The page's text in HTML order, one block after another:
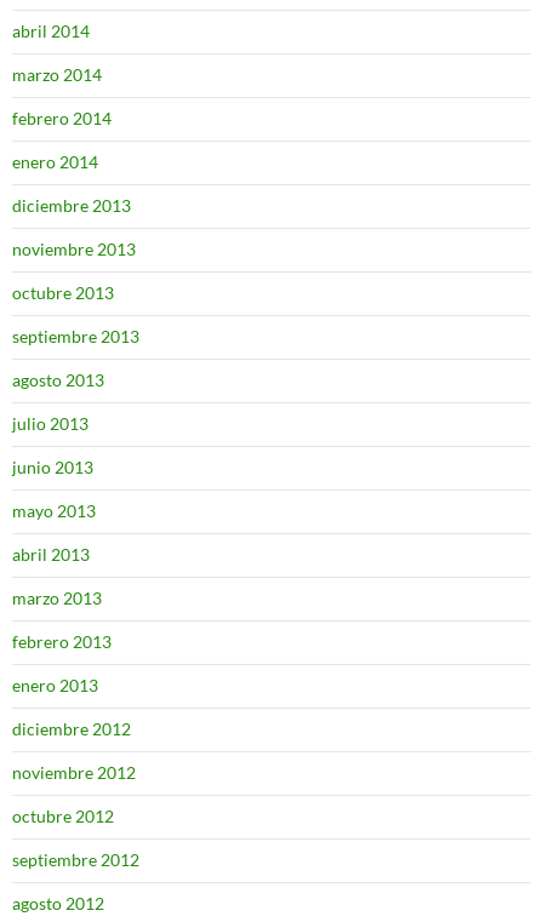
abril 2014
marzo 2014
febrero 2014
enero 2014
diciembre 2013
noviembre 2013
octubre 2013
septiembre 2013
agosto 2013
julio 2013
junio 2013
mayo 2013
abril 2013
marzo 2013
febrero 2013
enero 2013
diciembre 2012
noviembre 2012
octubre 2012
septiembre 2012
agosto 2012